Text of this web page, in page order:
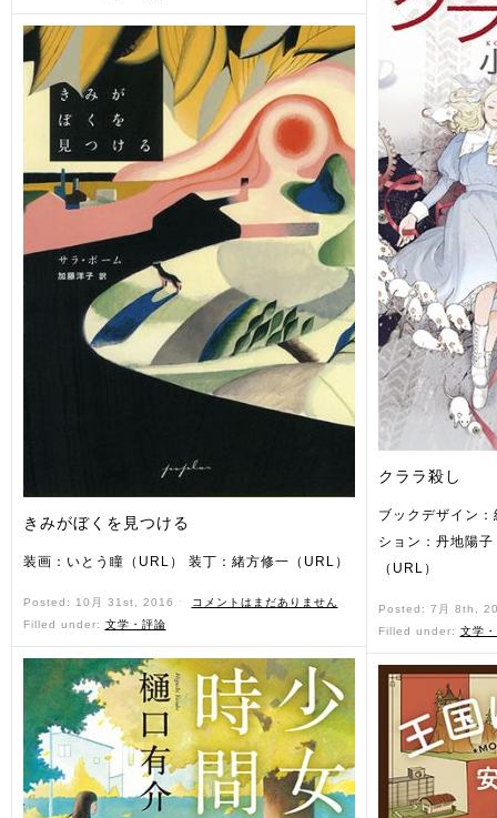
きみがぼくを見つける
装画：いとう瞳（URL） 装丁：緒方修一（URL）
Posted: 10月 31st, 2016 ˑ
コメントはまだありません
Filled under: 文学・評論
クララ殺し
ブックデザイン
ション：丹地陽
（URL）
Posted: 7月 8th,
Filled under: 文学